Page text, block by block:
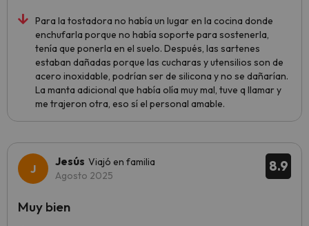
Para la tostadora no había un lugar en la cocina donde
enchufarla porque no había soporte para sostenerla,
tenía que ponerla en el suelo. Después, las sartenes
estaban dañadas porque las cucharas y utensilios son de
acero inoxidable, podrían ser de silicona y no se dañarían.
La manta adicional que había olía muy mal, tuve q llamar y
me trajeron otra, eso sí el personal amable.
8.9
Jesús Viajó en familia
Agosto 2025
Muy bien